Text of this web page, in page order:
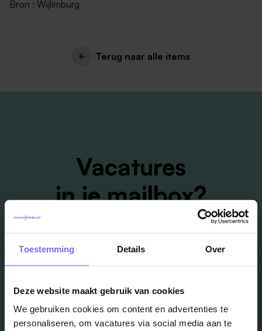
Toestemming Details Over
Deze website maakt gebruik van cookies
We gebruiken cookies om content en advertenties te
personaliseren, om vacatures via social media aan te
Bron : Wijlimburg
Terug naar alle items
Vacatures
in je mailbox?
Schrijf je in en we houden je op de hoogte